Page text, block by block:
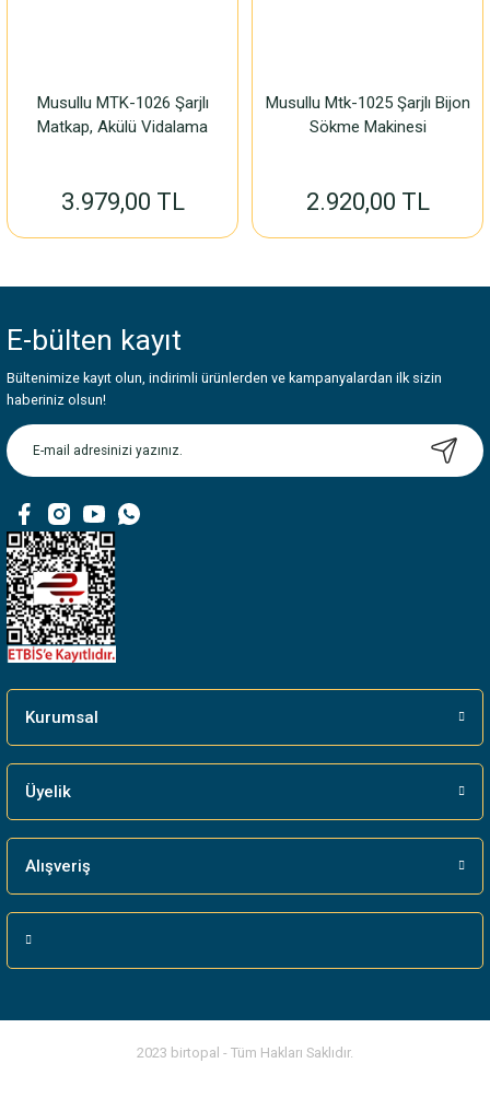
Musullu MTK-1026 Şarjlı
Matkap, Akülü Vidalama
3.979,00 TL
Musullu Mtk-1025 Şarjlı Bijon
Sökme Makinesi
2.920,00 TL
E-bülten kayıt
Bültenimize kayıt olun, indirimli ürünlerden ve kampanyalardan ilk sizin
haberiniz olsun!
Kurumsal
Üyelik
Alışveriş
2023 birtopal - Tüm Hakları Saklıdır.